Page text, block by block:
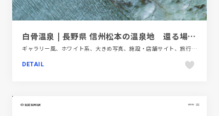
白骨温泉 | 長野県 信州松本の温泉地 還る場所、しらほね
ギャラリー風、ホワイト系、大きめ写真、施設・店舗サイト、旅行・ホテル・観光、日本テイスト
DETAIL